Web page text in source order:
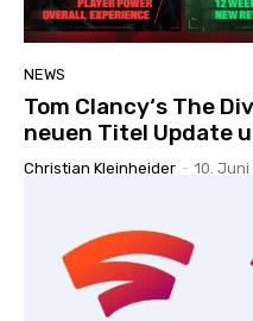
NEWS
Tom Clancy‘s The
neuen Titel Update
Christian Kleinheider - 10.